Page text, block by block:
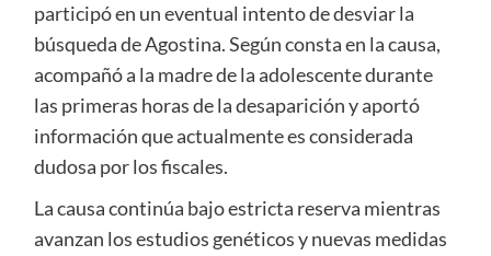
participó en un eventual intento de desviar la
búsqueda de Agostina. Según consta en la causa,
acompañó a la madre de la adolescente durante
las primeras horas de la desaparición y aportó
información que actualmente es considerada
dudosa por los fiscales.
La causa continúa bajo estricta reserva mientras
avanzan los estudios genéticos y nuevas medidas